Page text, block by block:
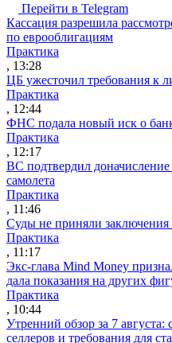
Перейти в Telegram
Кассация разрешила
по еврооблигациям
Практика
, 13:28
ЦБ ужесточил требования к
Практика
, 12:44
ФНС подала новый иск о
Практика
, 12:17
ВС подтвердил
самолета
Практика
, 11:46
Суды не приняли заключения
Практика
, 11:17
Экс-глава Mind Money
дала показания на других
Практика
, 10:44
Утренний обзор за 7 августа:
селлеров и требования для